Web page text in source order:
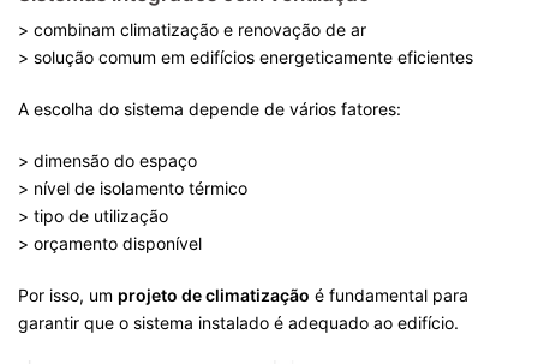
> combinam climatização e renovação de ar
> solução comum em edifícios energeticamente eficientes
A escolha do sistema depende de vários fatores:
> dimensão do espaço
> nível de isolamento térmico
> tipo de utilização
> orçamento disponível
Por isso, um projeto de climatização é fundamental para
garantir que o sistema instalado é adequado ao edifício.